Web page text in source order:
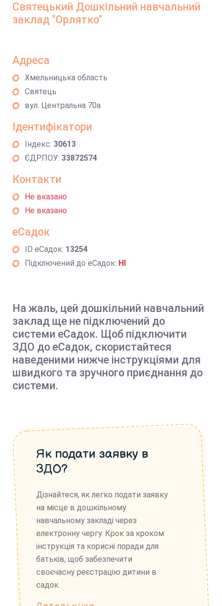
Святецький Дошкільний навчальний
заклад "Орлятко"
Адреса
Хмельницька область
Святець
вул. Центральна 70а
Ідентифікатори
Індекс: 30613
ЄДРПОУ: 33872574
Контакти
Не вказано
Не вказано
еСадок
ID еСадок: 13254
Підключений до еСадок: НІ
На жаль, цей дошкільний навчальний
заклад ще не підключений до
системи еСадок. Щоб підключити
ЗДО до еСадок, скористайтеся
наведеними нижче інструкціями для
швидкого та зручного приєднання до
системи.
Як подати заявку в
ЗДО?
Дізнайтеся, як легко подати заявку
на місце в дошкільному
навчальному закладі через
електронну чергу. Крок за кроком
інструкція та корисні поради для
батьків, щоб забезпечити
своєчасну реєстрацію дитини в
садок.